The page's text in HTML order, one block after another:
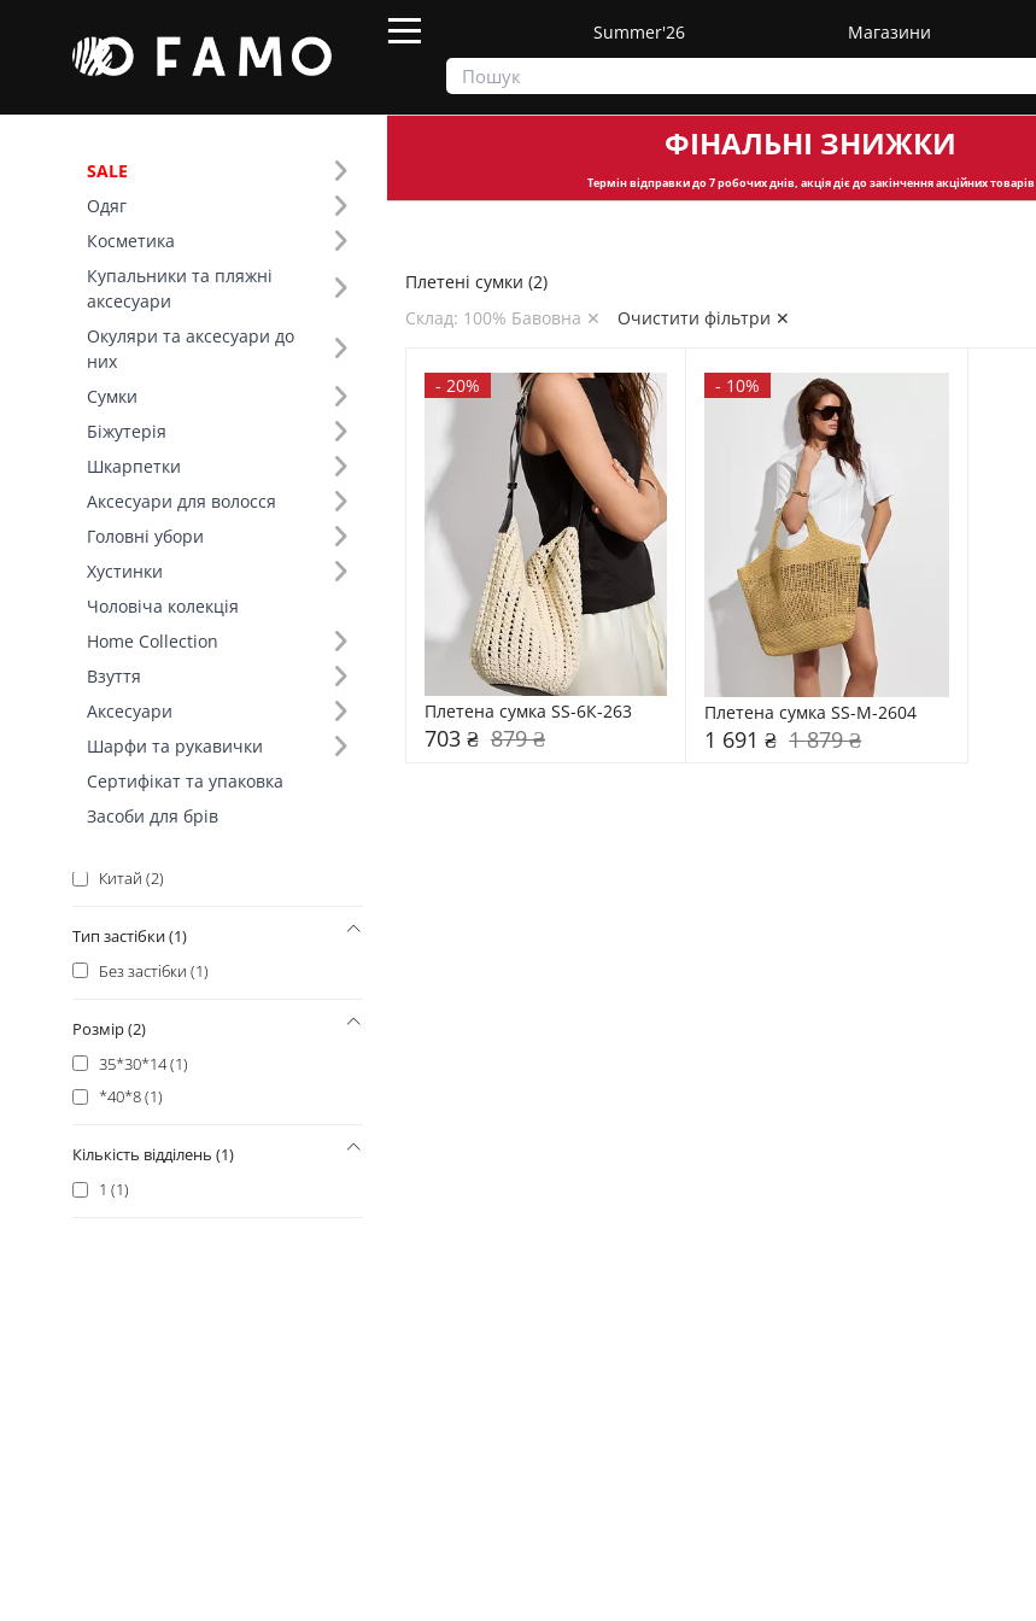
Summer'26 Магазини
SALE
Одяг
Косметика
Купальники та пляжні
аксесуари
Окуляри та аксесуари до
них
Сумки
Біжутерія
Шкарпетки
Аксесуари для волосся
Головні убори
Хустинки
Чоловіча колекція
Home Collection
Взуття
Аксесуари
Шарфи та рукавички
Сертифікат та упаковка
Засоби для брів
ФІНАЛЬНІ ЗНИЖКИ
Термін відправкидо 7 робочих днів, акція діє до закінчення акційних товарів
Плетені сумки
Фільтр
Ціна
SALE
Сезон (1)
Літо (2)
Склад (4)
100% Бавовна (2)
100% Папір (+5)
100% Солома (+4)
70% Поліестер, 30% Бавовна (+1)
Китай (2)
Тип застібки (1)
Без застібки (1)
Розмір (2)
35*30*14 (1)
*40*8 (1)
Кількість відділень (1)
1 (1)
Плетені сумки (2)
Склад: 100% Бавовна ✕
Очистити фільтри ✕
- 20%
Плетена сумка SS-6К-263
703 ₴ 879 ₴
- 10%
Плетена сумка SS-M-2604
1 691 ₴ 1 879 ₴